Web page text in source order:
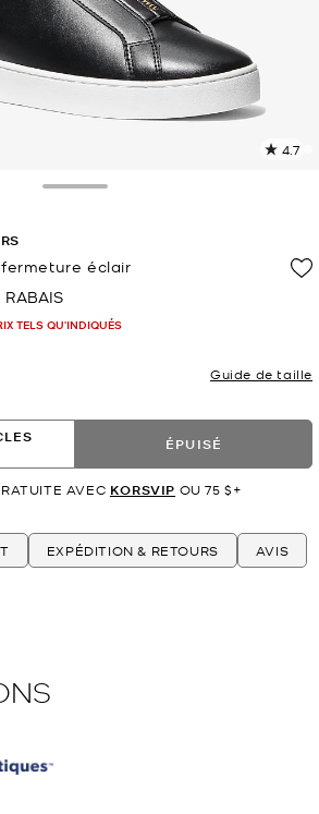
4.7
éclair
RABAIS
TELS QU'INDIQUÉS
Guide de taille
ÉPUISÉ
AVEC KORSVIP OU 75 $+
EXPÉDITION & RETOURS AVIS